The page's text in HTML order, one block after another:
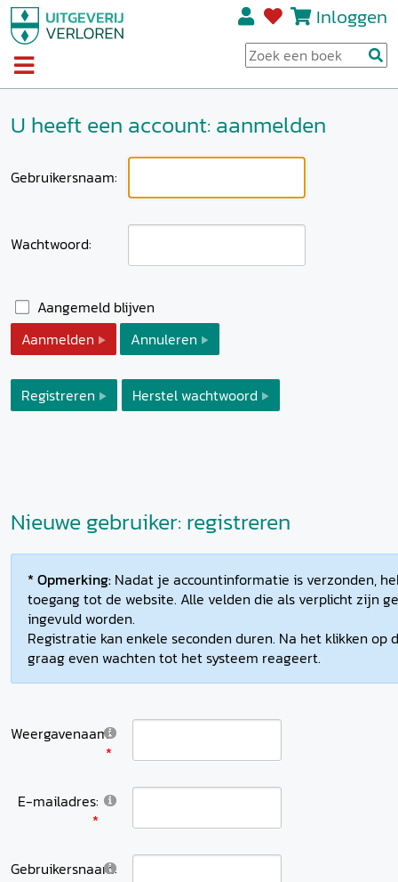
Inloggen
U heeft een account: aanmelden
Gebruikersnaam:
Wachtwoord:
Aangemeld blijven
Aanmelden
Annuleren
Registreren Herstel wachtwoord
Nieuwe gebruiker: registreren
* Opmerking: Nadat je accountinformatie is verzonden,
toegang tot de website. Alle velden die als verplicht zijn
ingevuld worden.
Registratie kan enkele seconden duren. Na het klikken op
graag even wachten tot het systeem reageert.
Weergavenaam:
E-mailadres:
Gebruikersnaam: